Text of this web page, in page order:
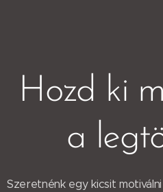
Hozd ki
a
Szeretnénk egy kicsit